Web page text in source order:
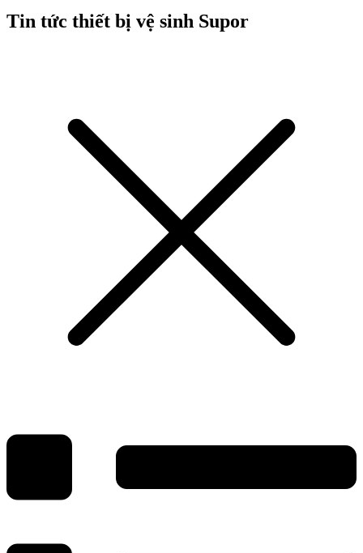
Tin tức thiết bị vệ sinh Supor